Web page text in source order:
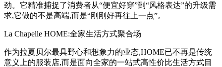
劲。它精准捕捉了消费者从“便宜好穿”到“风格表达”的升级需
求,它做的不是高端,而是“刚刚好再往上一点”。
La Chapelle HOME:全家生活方式聚合场
作为拉夏贝尔最具野心和想象力的业态,HOME已不再是传统
意义上的服装店,而是面向全家的一站式高性价比生活方式目